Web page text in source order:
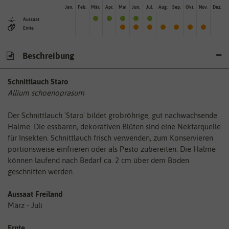
Aussaat
Ernte
Jan. Feb. Mär. Apr. Mai Jun. Jul. Aug. Sep. Okt. Nov. Dez.
Beschreibung
Schnittlauch Staro
Allium schoenoprasum
Der Schnittlauch 'Staro' bildet grobröhrige, gut nachwachsende
Halme. Die essbaren, dekorativen Blüten sind eine Nektarquelle
für Insekten. Schnittlauch frisch verwenden, zum Konservieren
portionsweise einfrieren oder als Pesto zubereiten. Die Halme
können laufend nach Bedarf ca. 2 cm über dem Boden
geschnitten werden.
Aussaat Freiland
März - Juli